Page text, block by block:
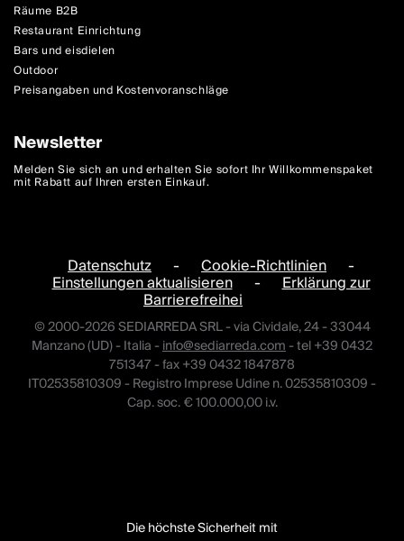
Räume B2B
Restaurant Einrichtung
Bars und eisdielen
Outdoor
Preisangaben und Kostenvoranschläge
Newsletter
Melden Sie sich an und erhalten Sie sofort Ihr Willkommenspaket
mit Rabatt auf Ihren ersten Einkauf.
Datenschutz - Cookie-Richtlinien -
Einstellungen aktualisieren - Erklärung zur
Barrierefreihei
© 2000-2026 SEDIARREDA SRL - via Cividale, 24 - 33044
Manzano (UD) - Italia -info@sediarreda.com- tel +39 0432
751347 - fax +39 0432 1847878
IT02535810309 - Registro Imprese Udine n. 02535810309 -
Cap. soc. € 100.000,00 i.v.
Die höchste Sicherheit mit